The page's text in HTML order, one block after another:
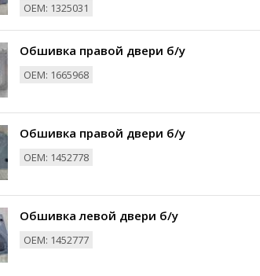
ОЕМ: 1325031
Обшивка правой двери б/у
ОЕМ: 1665968
Обшивка правой двери б/у
ОЕМ: 1452778
Обшивка левой двери б/у
ОЕМ: 1452777